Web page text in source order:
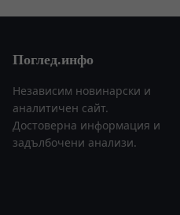
Поглед.инфо
Независим новинарски и
аналитичен сайт.
Достоверна информация и
задълбочени анализи.